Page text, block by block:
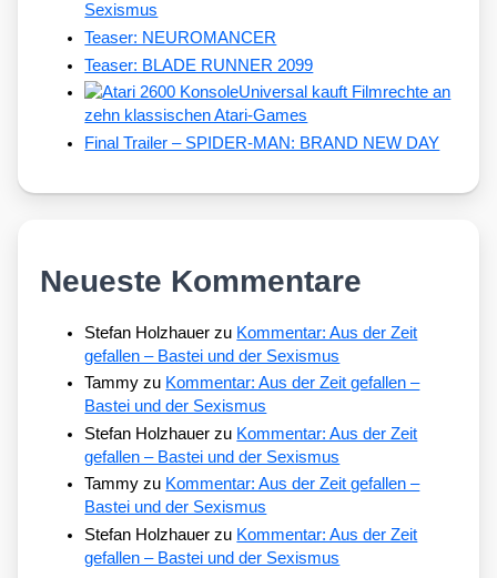
Sexismus
Teaser: NEUROMANCER
Teaser: BLADE RUNNER 2099
Universal kauft Filmrechte an
zehn klassischen Atari-Games
Final Trailer – SPIDER-MAN: BRAND NEW DAY
Neueste Kommentare
Stefan Holzhauer zu Kommentar: Aus der Zeit
gefallen – Bastei und der Sexismus
Tammy zu Kommentar: Aus der Zeit gefallen –
Bastei und der Sexismus
Stefan Holzhauer zu Kommentar: Aus der Zeit
gefallen – Bastei und der Sexismus
Tammy zu Kommentar: Aus der Zeit gefallen –
Bastei und der Sexismus
Stefan Holzhauer zu Kommentar: Aus der Zeit
gefallen – Bastei und der Sexismus